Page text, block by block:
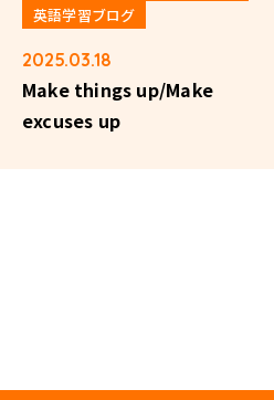
英語学習ブログ
2025.03.18
Make things up/Make
excuses up